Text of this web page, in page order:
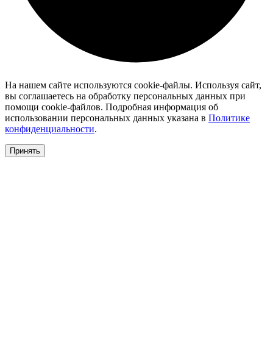
На нашем сайте используются cookie-файлы. Используя сайт,
вы соглашаетесь на обработку персональных данных при
помощи cookie-файлов. Подробная информация об
использовании персональных данных указана в Политике
конфиденциальности.
Принять